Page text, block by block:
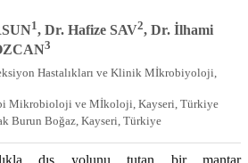
1, Dr. Hafize SAV2, Dr. İlhami
3
Hastalıkları ve Klinik Mİkrobiyoloji,
Mikrobioloji ve Mİkoloji, Kayseri, Türkiye
Burun Boğaz, Kayseri, Türkiye
dış yolunu tutan bir mantar